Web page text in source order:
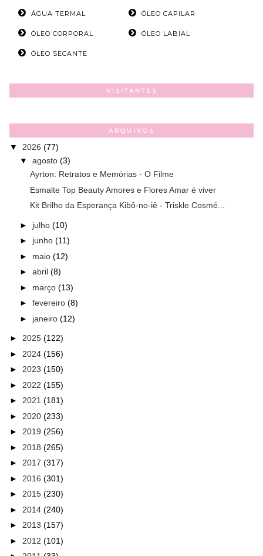
ÁGUA TERMAL ÓLEO CAPILAR
ÓLEO CORPORAL ÓLEO LABIAL
ÓLEO SECANTE
VISITANTES
ARQUIVOS
▼ 2026 (77)
▼ agosto (3)
Ayrton: Retratos e Memórias - O Filme
Esmalte Top Beauty Amores e Flores Amar é viver
Kit Brilho da Esperança Kibô-no-iê - Triskle Cosmé...
► julho (10)
► junho (11)
► maio (12)
► abril (8)
► março (13)
► fevereiro (8)
► janeiro (12)
► 2025 (122)
► 2024 (156)
► 2023 (150)
► 2022 (155)
► 2021 (181)
► 2020 (233)
► 2019 (256)
► 2018 (265)
► 2017 (317)
► 2016 (301)
► 2015 (230)
► 2014 (240)
► 2013 (157)
► 2012 (101)